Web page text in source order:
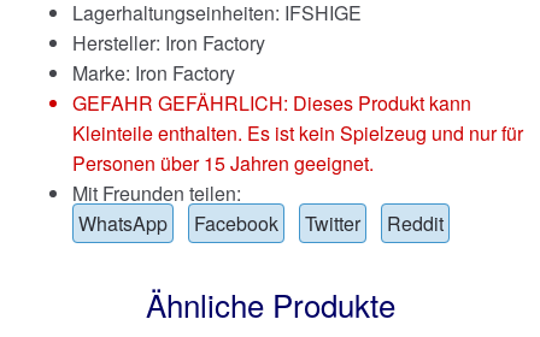
Lagerhaltungseinheiten: IFSHIGE
Hersteller: Iron Factory
Marke: Iron Factory
GEFAHR GEFÄHRLICH: Dieses Produkt kann
Kleinteile enthalten. Es ist kein Spielzeug und nur für
Personen über 15 Jahren geeignet.
Mit Freunden teilen:
WhatsApp
Facebook Twitter Reddit
Ähnliche Produkte